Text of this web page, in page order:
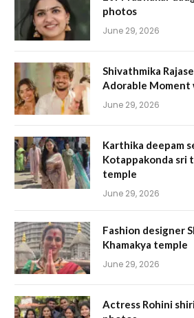
photos
June 29, 2026
Shivathmika
Adorable
June 29, 2026
Karthika deepam
Kotappakonda sri
temple
June 29, 2026
Fashion designer
Khamakya temple
June 29, 2026
Actress Rohini